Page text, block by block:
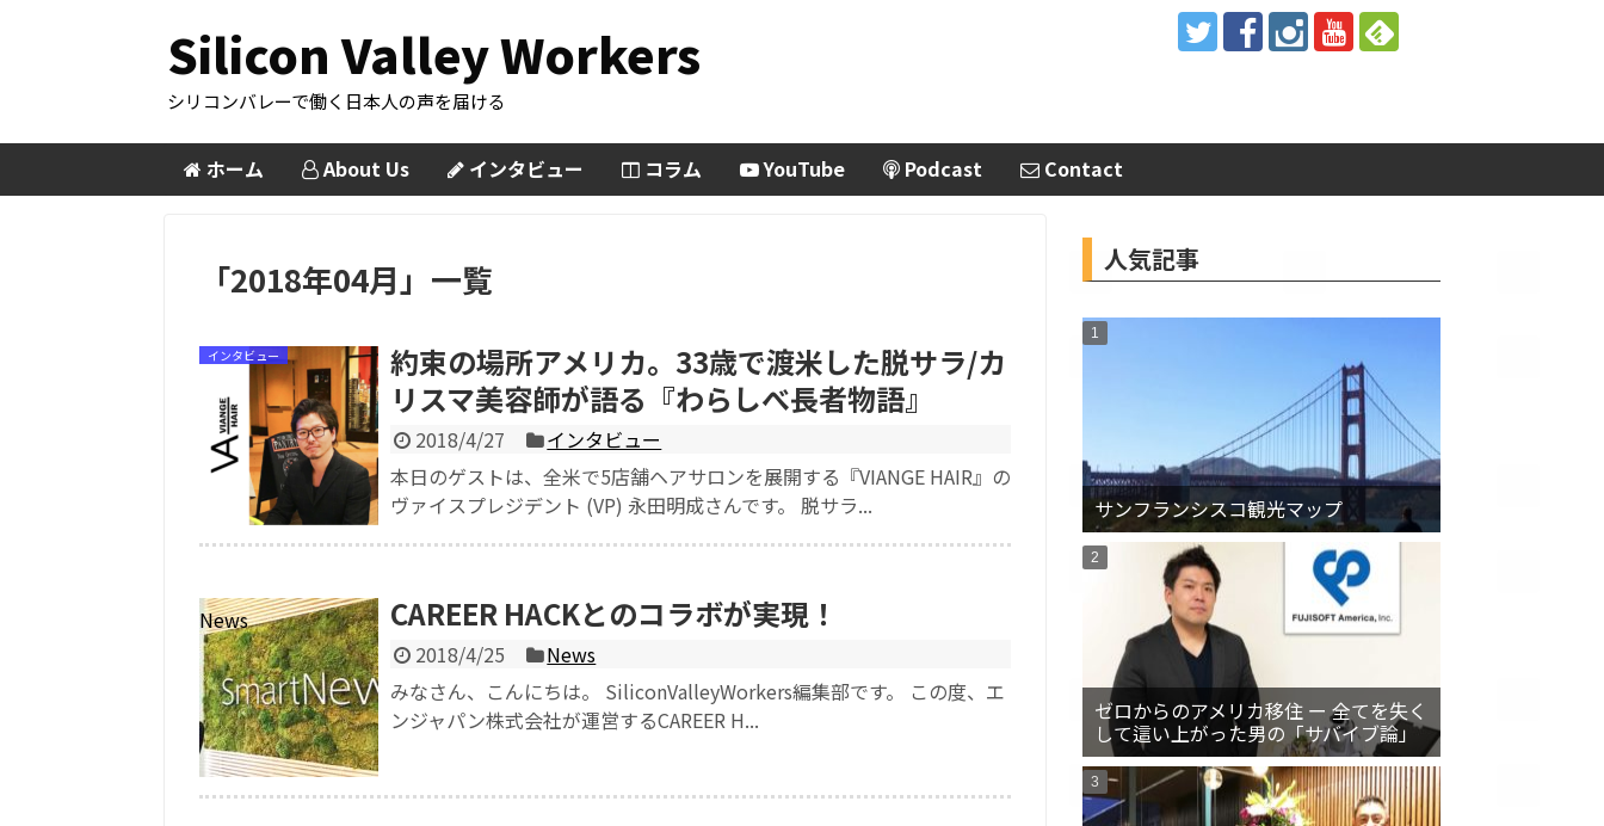
Silicon Valley Workers
シリコンバレーで働く日本人の声を届ける
ホーム About Us インタビュー コラム YouTube Podcast Contact
「2018年04月 」 一覧
インタビュー
約束の場所アメリカ。33歳で渡米した脱サラ/カ
リスマ美容師が語る『わらしべ長者物語』
2018/4/27
インタビュー
本日のゲストは、全米で5店舗ヘアサロンを展開する『VIANGE HAIR』の
ヴァイスプレジデント (VP) 永田明成さんです。 脱サラ...
News CAREER HACKとのコラボが実現！
2018/4/25
News
みなさん、こんにちは。 SiliconValleyWorkers編集部です。 この度、エ
ンジャパン株式会社が運営するCAREER H...
人気記事
サンフランシスコ観光マップ
ゼロからのアメリカ移住 ー 全てを失く
して這い上がった男の「サバイブ論」